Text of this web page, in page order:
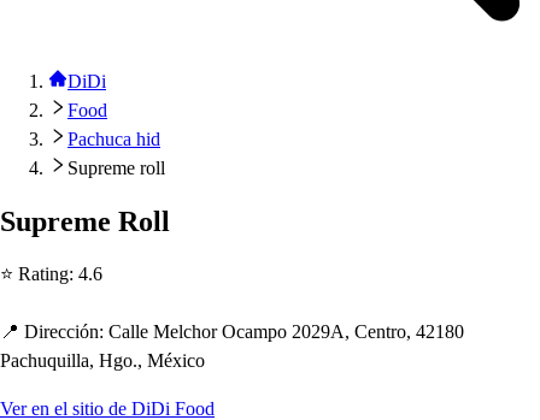
DiDi
Food
Pachuca hid
Supreme roll
Supreme Roll
⭐ Rating: 4.6
📍 Dirección: Calle Melchor Ocampo 2029A, Centro, 42180
Pachuquilla, Hgo., México
Ver en el sitio de DiDi Food